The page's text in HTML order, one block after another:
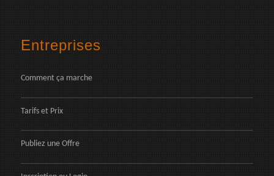
Entreprises
Comment ça marche
Tarifs et Prix
Publiez une Offre